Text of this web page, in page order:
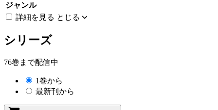
ジャンル
詳細を見る とじる
シリーズ
76巻まで配信中
1巻から
最新刊から